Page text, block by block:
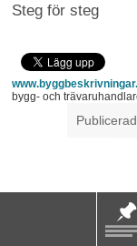
Steg för steg
bygg- och